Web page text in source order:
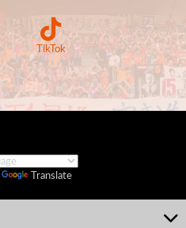
TikTok
Translate